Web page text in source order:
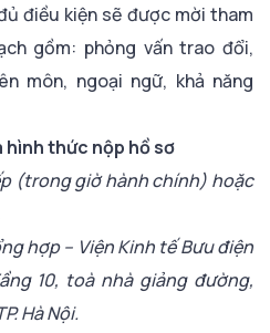
điều kiện sẽ được mời tham
gồm: phỏng vấn trao đổi,
môn, ngoại ngữ, khả năng
hình thức nộp hồ sơ
(trong giờ hành chính) hoặc
hợp – Viện Kinh tế Bưu điện
10, toà nhà giảng đường,
Hà Nội.